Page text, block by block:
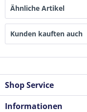
Ähnliche Artikel
Kunden kauften auch
Shop Service
Informationen